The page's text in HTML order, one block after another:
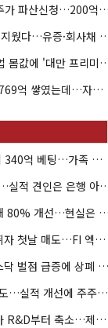
해성에어로보틱스, 2주 주주가 파산
한국투자증권, 'SK 소외설' 지웠
글로벌테크놀로지, 적자기업 몸값
엘앤케이바이오, 해외채권 769억 쌓였는데…자회사 4곳 자본잠식
아워홈 떠난 구미현, 본느에 340억 베팅…가족 지배체제 구축
JB금융 RORWA 2% 돌파…실
(AI 보험혁신)①생산성 최대 80%
(락업의 두얼굴)②공모가 뛰자 첫날 매도…FI 엑시트 전략 갈렸다
유증·CB 줄줄이 무산…코스닥 벌점 급증에 상폐 압박
현대그린푸드, 수익성 본궤도…실적 개선에 주주환원까지
(약가 대수술)②약값 깎이자 R&D부터 축소…제약업계 비상경영 돌입